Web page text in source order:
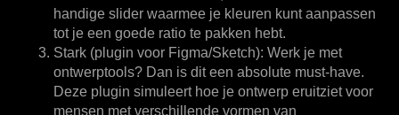
handige slider waarmee je kleuren kunt aanpassen
tot je een goede ratio te pakken hebt.
Stark (plugin voor Figma/Sketch): Werk je met
ontwerptools? Dan is dit een absolute must-have.
Deze plugin simuleert hoe je ontwerp eruitziet voor
mensen met verschillende vormen van